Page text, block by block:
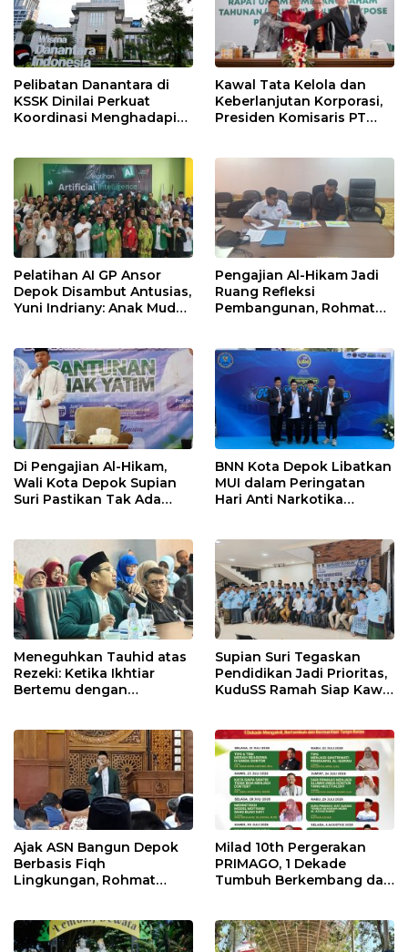
Pelibatan Danantara di
KSSK Dinilai Perkuat
Koordinasi Menghadapi
Kawal Tata Kelola dan
Keberlanjutan Korporasi,
Presiden Komisaris PT
Pelatihan AI GP Ansor
Depok Disambut Antusias,
Yuni Indriany: Anak Muda
Pengajian Al-Hikam Jadi
Ruang Refleksi
Pembangunan, Rohmat
Di Pengajian Al-Hikam,
Wali Kota Depok Supian
Suri Pastikan Tak Ada
BNN Kota Depok Libatkan
MUI dalam Peringatan
Hari Anti Narkotika
Pencegahan Dimulai dari
Keluarga
Meneguhkan Tauhid atas
Rezeki: Ketika Ikhtiar
Bertemu dengan
Supian Suri Tegaskan
Pendidikan Jadi Prioritas,
KuduSS Ramah Siap Kawal
Ajak ASN Bangun Depok
Berbasis Fiqh
Lingkungan, Rohmat
hingga SMP
Milad 10th Pergerakan
PRIMAGO, 1 Dekade
Tumbuh Berkembang dan